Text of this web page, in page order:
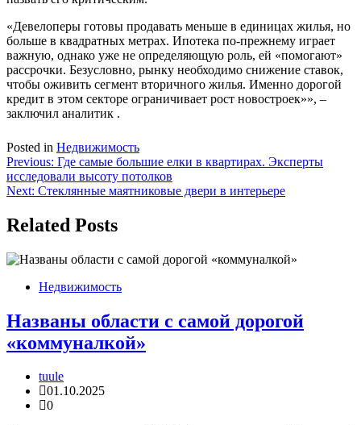
«Девелоперы готовы продавать меньше в единицах жилья, но
больше в квадратных метрах. Ипотека по-прежнему играет
важную, однако уже не определяющую роль, ей «помогают»
рассрочки. Безусловно, рынку необходимо снижение ставок,
чтобы оживить сегмент вторичного жилья. Именно дорогой
кредит в этом секторе ограничивает рост новостроек»», –
заключил аналитик .
Posted in Недвижимость
Навигация
по
Previous: Где самые большие елки в квартирах. Эксперты
исследовали высоту потолков
Next: Стеклянные маятниковые двери в интерьере
Related Posts
Недвижимость
Названы области с самой дорогой
«коммуналкой»
tuule
01.10.2025
0